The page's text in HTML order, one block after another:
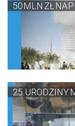
50 MLN ZŁ NA
25. URODZINY